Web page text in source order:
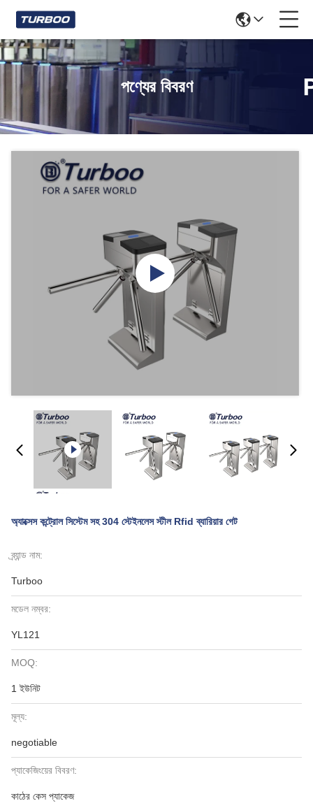
পণ্যের বিবরণ
অ্যাক্সেস কন্ট্রোল সিস্টেম সহ 304 স্টেইনলেস স্টীল Rfid ব্যারিয়ার গেট
ব্র্যান্ড নাম:
Turboo
মডেল নম্বর:
YL121
MOQ:
1 ইউনিট
মূল্য:
negotiable
প্যাকেজিংয়ের বিবরণ:
কাঠের কেস প্যাকেজ